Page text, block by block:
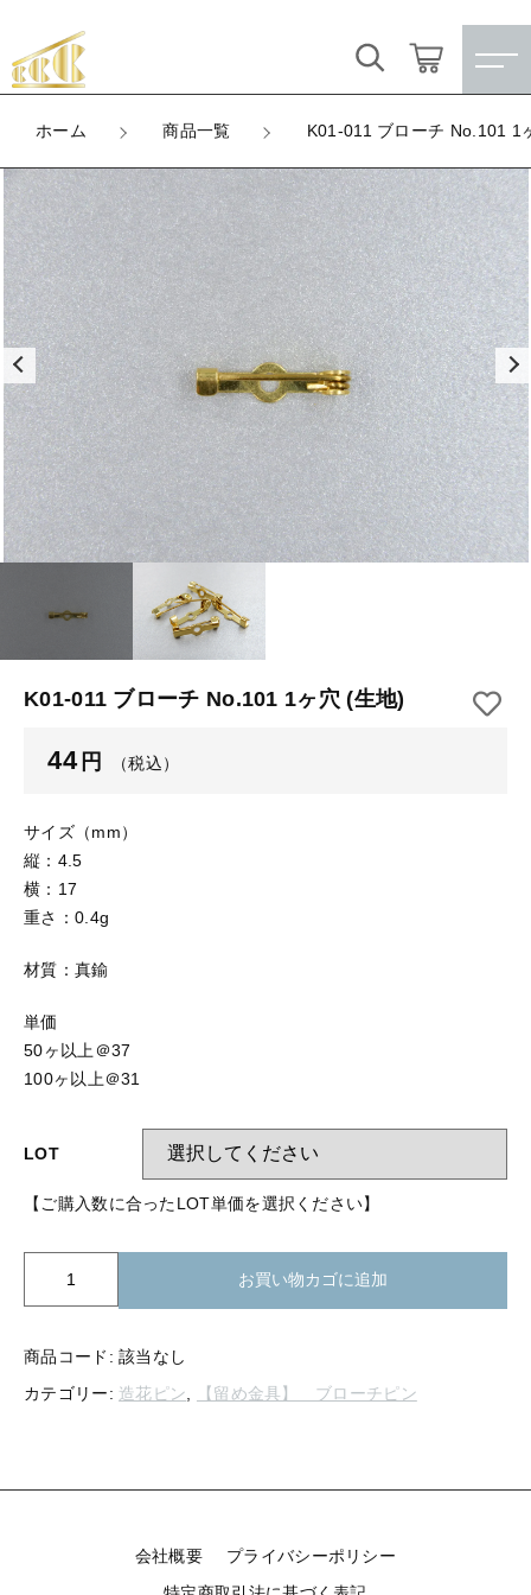
ホーム 商品一覧 K01-011 ブローチ No.101 1
K01-011 ブローチ No.101 1ヶ穴 (生地)
44 円 （税込）
サイズ（mm）
縦：4.5
横：17
重さ：0.4g
材質：真鍮
単価
50ヶ以上＠37
100ヶ以上＠31
LOT
【ご購入数に合ったLOT単価を選択ください】
ロ
チ
お買い物カゴに追加
商品コード:該当なし
カテゴリー: 造花ピン, 【留め金具】 ブローチピン
会社概要
プライバシーポリシー
カートに商品を追加しました
LOT
数量
（税込）
ショッピングを続ける
カートを確認する
お気に入り
すべての商品
★訳ありアウトレット★
【メッキ付】 製品
【メッキ付】 ブローチ台
【はめこみパーツ】 銅板
【はめこみパーツ】 アルミ板
【はめこみパーツ】 アミ
【表金具】 皿・ミール皿
【表金具】 浅皿
【表金具】 透かしパーツ
【表金具】 平板
【表金具】 プレート
【留め金具】 ブローチピン
【留め金具】 丸カン・小判カン
【留め金具】 指輪
【留め金具】 クリップ・差込
【留め金具】 マスク用クリップ
【留め金具】 ネクタイピン
【留め金具】 蝶タック
【留め金具】 タイタック
【留め金具】 スライダー
【留め金具】 スカーフ留め
【留め金具】 スティックピン
すべて
★訳ありアウトレット★
【メッキ付】 製品
【メッキ付】 ブローチ台
【はめこみパーツ】 銅板
【はめこみパーツ】 アルミ板
【はめこみパーツ】 アミ
【表金具】 皿・ミール皿
【表金具】 浅皿
【表金具】 押皿・挽物
【留め金具】 丸カン・小判カン
【留め金具】 指輪
【留め金具】 イヤリング
【留め金具】 マスク用クリップ
こだわり検索
親カテゴリ
子カテゴリ
価格帯
～
在庫あり セール